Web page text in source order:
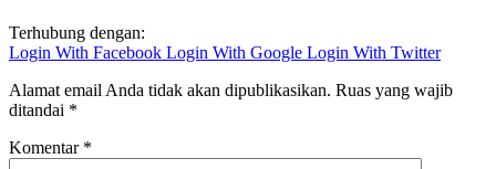
Terhubung dengan:
Login With Facebook Login With Google Login With Twitter
Alamat email Anda tidak akan dipublikasikan. Ruas yang wajib
ditandai *
Komentar *